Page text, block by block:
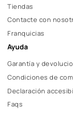
Tiendas
Contacte con
Franquicias
Ayuda
Garantía y
Condiciones de
Declaración
Faqs